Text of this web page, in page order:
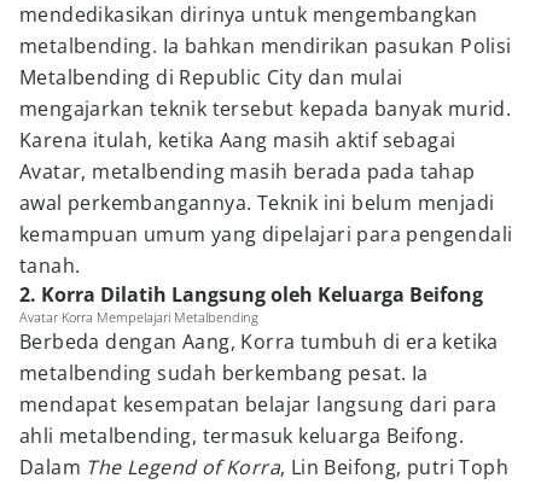
mendedikasikan dirinya untuk mengembangkan
metalbending. Ia bahkan mendirikan pasukan Polisi
Metalbending di Republic City dan mulai
mengajarkan teknik tersebut kepada banyak murid.
Karena itulah, ketika Aang masih aktif sebagai
Avatar, metalbending masih berada pada tahap
awal perkembangannya. Teknik ini belum menjadi
kemampuan umum yang dipelajari para pengendali
tanah.
2. Korra Dilatih Langsung oleh Keluarga Beifong
Avatar Korra Mempelajari Metalbending
Berbeda dengan Aang, Korra tumbuh di era ketika
metalbending sudah berkembang pesat. Ia
mendapat kesempatan belajar langsung dari para
ahli metalbending, termasuk keluarga Beifong.
Dalam The Legend of Korra, Lin Beifong, putri Toph